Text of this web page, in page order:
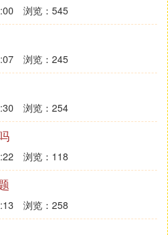
确的法律条文告知人们哪些
法的，违法者将面临何种惩
。
强制执行力矫正那些偏离法
法者进行法律改造，使行为
明示作用、执法效果和对违
能够预防违法行为的发生，
免触犯法律。
要作用是维护社会秩序和保
利益，确保国家和社会的稳
文中的错误，同时提升了内
。
浏览：545
浏览：245
浏览：254
浏览：118
浏览：258